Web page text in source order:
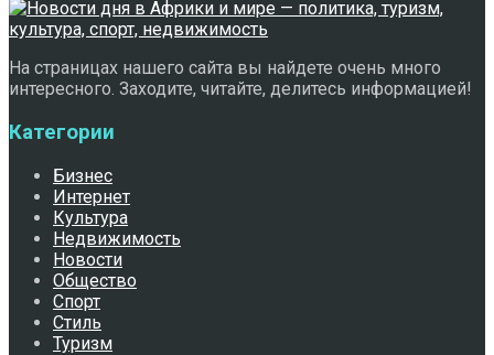
На страницах нашего сайта вы найдете очень много
интересного. Заходите, читайте, делитесь информацией!
Категории
Бизнес
Интернет
Культура
Недвижимость
Новости
Общество
Спорт
Стиль
Туризм